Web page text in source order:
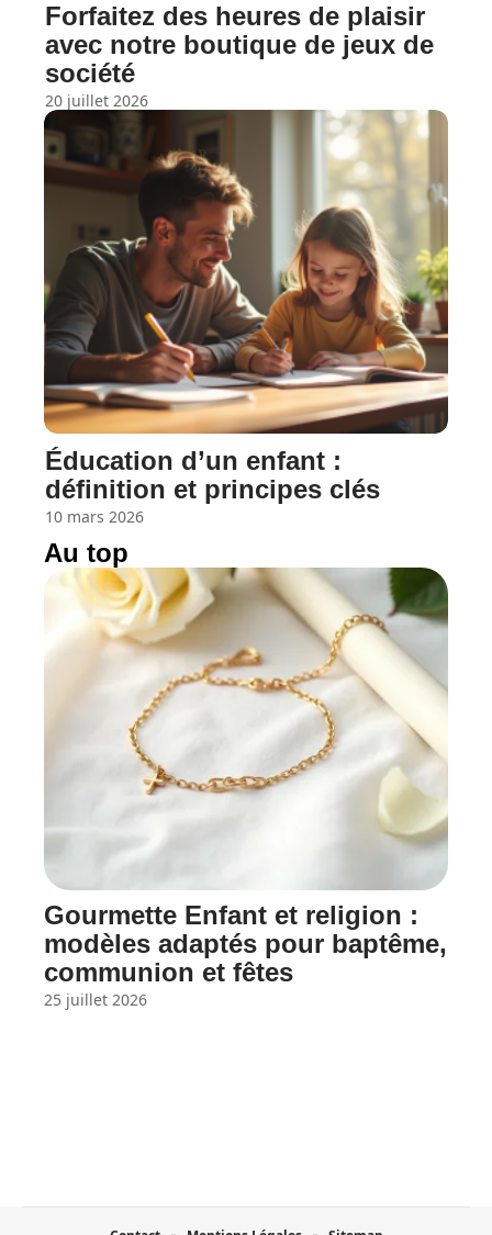
Forfaitez des heures de plaisir
avec notre boutique de jeux de
société
20 juillet 2026
Éducation d’un enfant :
définition et principes clés
10 mars 2026
Au top
Gourmette Enfant et religion :
modèles adaptés pour baptême,
communion et fêtes
25 juillet 2026